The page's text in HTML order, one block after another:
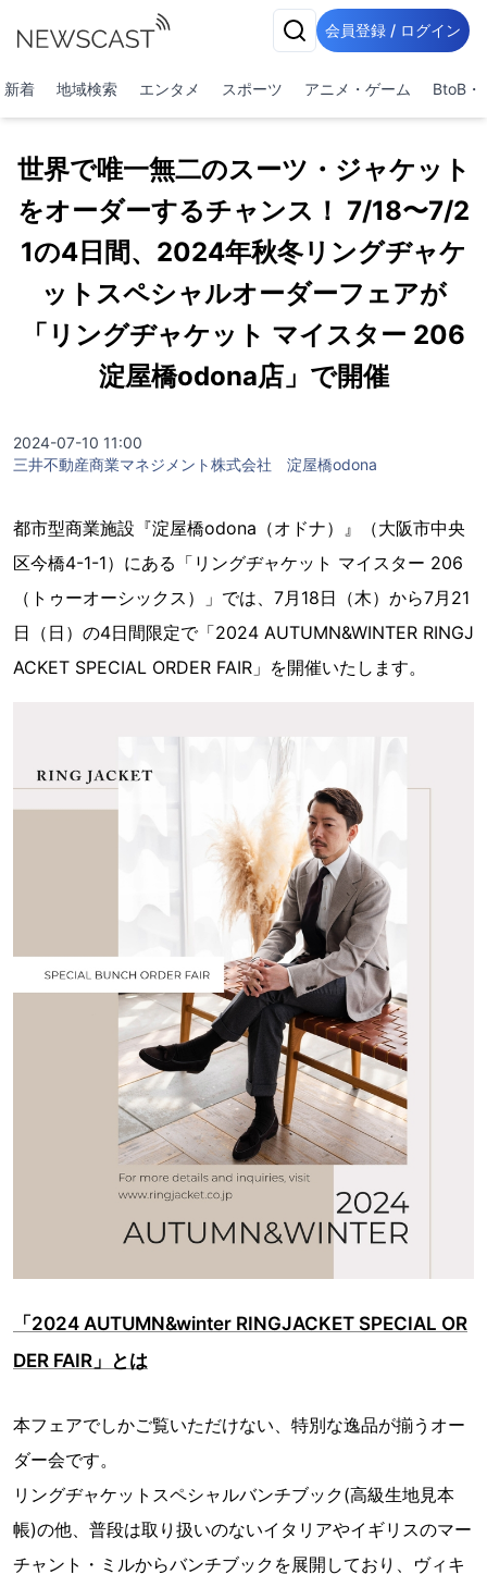
会員登録 / ログイン
新着 地域検索 エンタメ スポーツ アニメ・ゲーム BtoB・
世界で唯一無二のスーツ・ジャケット
をオーダーするチャンス！ 7/18〜7/2
1の4日間、2024年秋冬リングヂャケ
ットスペシャルオーダーフェアが
「リングヂャケット マイスター 206
淀屋橋odona店」で開催
2024-07-10 11:00
三井不動産商業マネジメント株式会社 淀屋橋odona
都市型商業施設『淀屋橋odona（オドナ）』（大阪市中央
区今橋4-1-1）にある「リングヂャケット マイスター 206
（トゥーオーシックス）」では、7月18日（木）から7月21
日（日）の4日間限定で「2024 AUTUMN&WINTER RINGJ
ACKET SPECIAL ORDER FAIR」を開催いたします。
「2024 AUTUMN&winter RINGJACKET SPECIAL OR
DER FAIR」とは
本フェアでしかご覧いただけない、特別な逸品が揃うオー
ダー会です。
リングヂャケットスペシャルバンチブック(高級生地見本
帳)の他、普段は取り扱いのないイタリアやイギリスのマー
チャント・ミルからバンチブックを展開しており、ヴィキ